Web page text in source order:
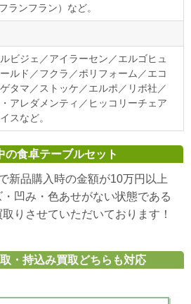
ランフラン）など。
ビジェ／アイラーセン／エルゴヒュ
ルド／フクラ／ポリフォーム／エコ
タマ／ストッケ／エルポ／リボ社／
アレダメンティ／ヒッコリーチェア
スなど。
の食卓テーブルセット
新品購入時の金額が10万円以上
凹み・色あせがない状態である
りさせていただいております！
・持込み買取どちらも対応